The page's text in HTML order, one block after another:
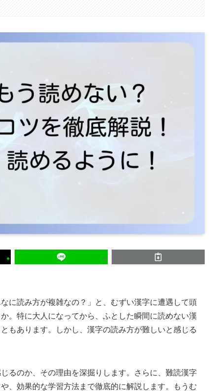
に読み方が複雑なの？」と、むずい漢字に遭遇して頭
。特に大人になってから、ふとした瞬間に読めない漢
もあります。しかし、漢字の読み方が難しいと感じる
るのか、その理由を深掘りします。さらに、難読漢字
、効果的な学習方法まで徹底的に解説します。もうむ